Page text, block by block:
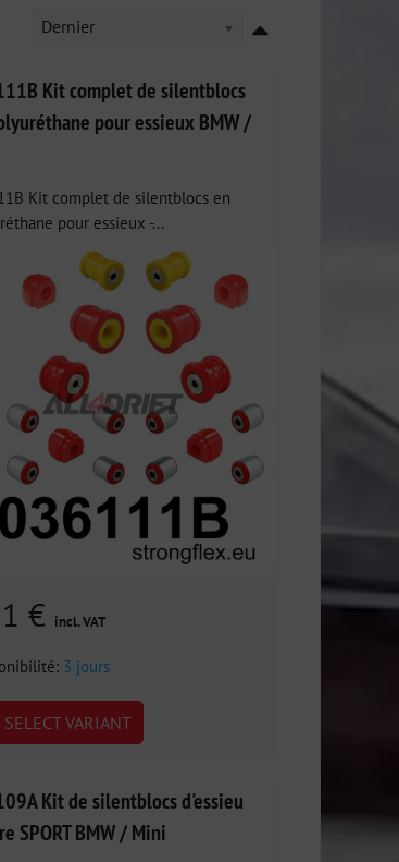
Dernier
Kit complet de silentblocs
pour essieux BMW /
Kit complet de silentblocs en
pour essieux -...
€ incl. VAT
3 jours
SELECT VARIANT
Kit de silentblocs d'essieu
SPORT BMW / Mini